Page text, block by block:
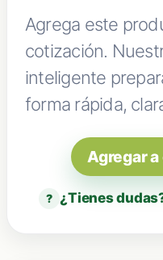
Agrega este
cotización.
inteligente
forma rápida,
Agregar
? ¿Tienes